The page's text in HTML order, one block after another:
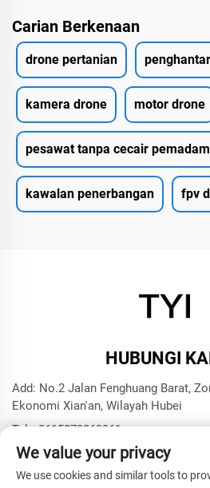
Carian Berkenaan
drone pertanian
kamera drone motor drone
pesawat tanpa cecair
kawalan penerbangan fpv
HUBUNGI
Add: No.2 Jalan Fenghuang Barat,
Ekonomi Xian'an, Wilayah Hubei
Tel:+8615272063961
E-mel:[email protected]
We value your privacy
We use cookies and similar tools to